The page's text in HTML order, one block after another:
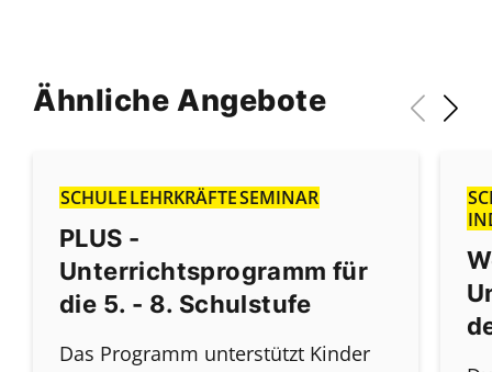
Ähnliche Angebote
SCHULELEHRKRÄFTESEMINAR
PLUS -
Unterrichtsprogramm für
die 5. - 8. Schulstufe
Das Programm unterstützt Kinder